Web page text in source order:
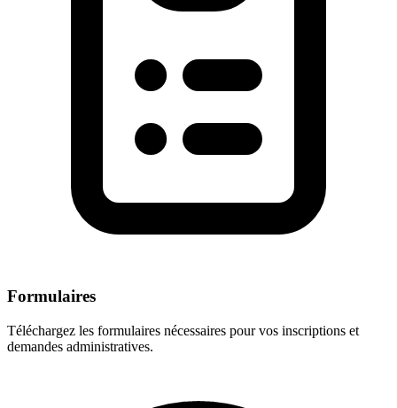
Formulaires
Téléchargez les formulaires nécessaires pour vos inscriptions et
demandes administratives.